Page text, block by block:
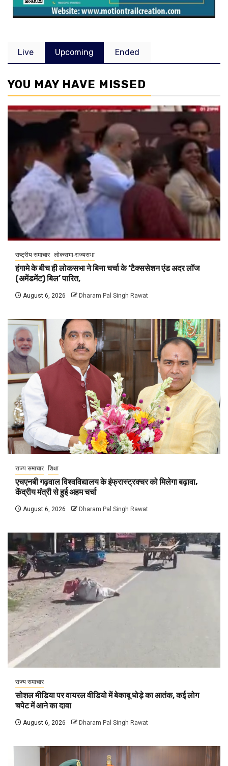
Live Upcoming Ended
YOU MAY HAVE MISSED
राष्ट्रीय समाचार लोकसभा-राज्यसभा
हंगामे के बीच ही लोकसभा ने बिना चर्चा के ‘टैक्ससेशन एंड अदर लॉज
(अमेंडमेंट) बिल’ पारित,
August 6, 2026 Dharam Pal Singh Rawat
राज्य समाचार शिक्षा
एचएनबी गढ़वाल विश्वविद्यालय के इंफ्रास्ट्रक्चर को मिलेगा बढ़ावा,
केंद्रीय मंत्री से हुई अहम चर्चा
August 6, 2026 Dharam Pal Singh Rawat
राज्य समाचार
सोशल मीडिया पर वायरल वीडियो में बेकाबू घोड़े का आतंक, कई लोग
चपेट में आने का दावा
August 6, 2026 Dharam Pal Singh Rawat